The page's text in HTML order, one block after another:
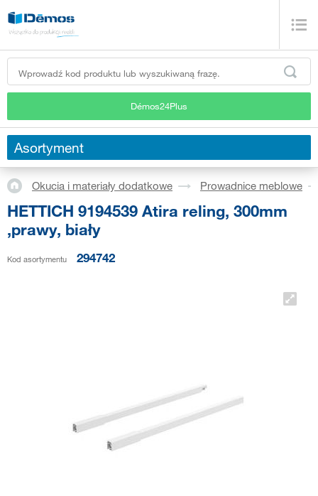
Démos24Plus
Asortyment
Okucia i materiały dodatkowe Prowadnice meblowe
HETTICH 9194539 Atira reling, 300mm
,prawy, biały
Kod asortymentu 294742